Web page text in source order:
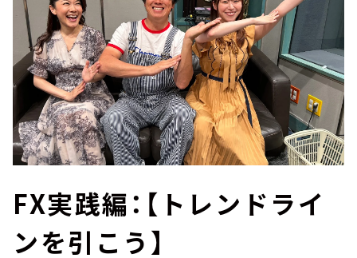
FX実践編：【トレンドライ
ンを引こう】